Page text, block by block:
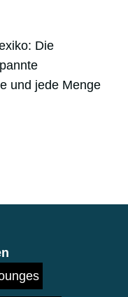
Die
und jede Menge